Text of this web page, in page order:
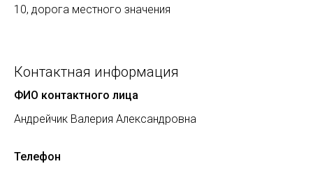
10, дорога местного значения
Контактная информация
ФИО контактного лица
Андрейчик Валерия Александровна
Телефон